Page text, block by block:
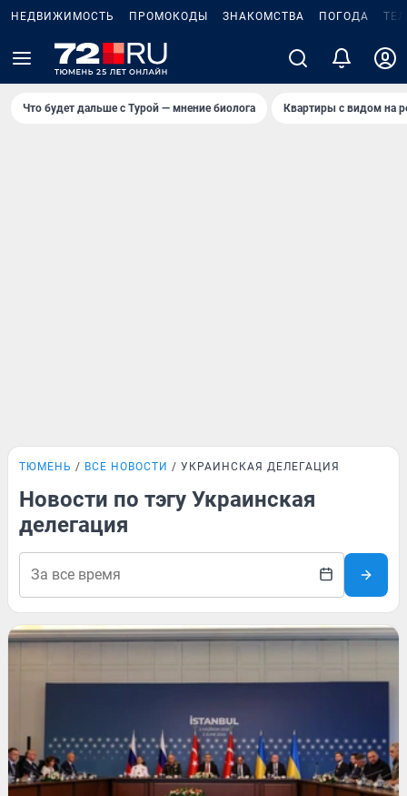
НЕДВИЖИМОСТЬ ПРОМОКОДЫ ЗНАКОМСТВА ПОГОДА
Что будет дальше с Турой — мнение биолога Квартиры с видом на
ТЮМЕНЬ ВСЕ НОВОСТИ УКРАИНСКАЯ ДЕЛЕГАЦИЯ
Новости по тэгу Украинская
делегация